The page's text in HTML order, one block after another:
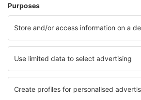
Hoteluri în Salonic
Hoteluri în Katerini Hoteluri în Ierapetra
Hoteluri în Sami Hoteluri în Elounda
Hoteluri în Megalochori (Santorini)